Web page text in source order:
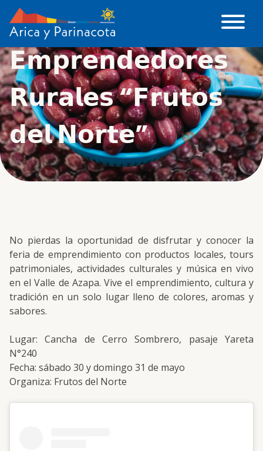
𝗩𝗜 𝗙𝗲𝗿𝗶𝗮 𝗱𝗲
𝗘𝗺𝗽𝗿𝗲𝗻𝗱𝗲𝗱𝗼𝗿𝗲𝘀
𝗥𝘂𝗿𝗮𝗹𝗲𝘀 “𝗙𝗿𝘂𝘁𝗼𝘀
𝗱𝗲𝗹 𝗡𝗼𝗿𝘁𝗲”
No pierdas la oportunidad de disfrutar y conocer la
feria de emprendimiento con productos locales, tours
patrimoniales, actividades culturales y música en vivo
en el Valle de Azapa. Vive el emprendimiento, cultura y
tradición en un solo lugar lleno de colores, aromas y
sabores.
Lugar: Cancha de Cerro Sombrero, pasaje Yareta
N°240
Fecha: sábado 30 y domingo 31 de mayo
Organiza: Frutos del Norte